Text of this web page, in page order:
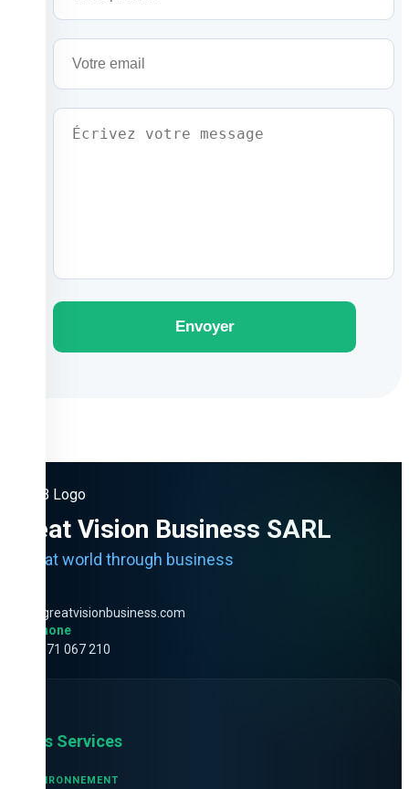
Envoyer
Great Vision Business SARL
A great world through business
info@greatvisionbusiness.com
Téléphone
+243 971 067 210
Nos Services
ENVIRONNEMENT